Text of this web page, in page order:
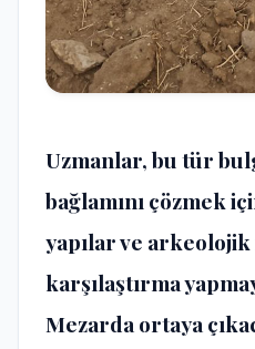
Uzmanlar, bu tür
bağlamını çözmek
yapılar ve
karşılaştırma
Mezarda ortaya